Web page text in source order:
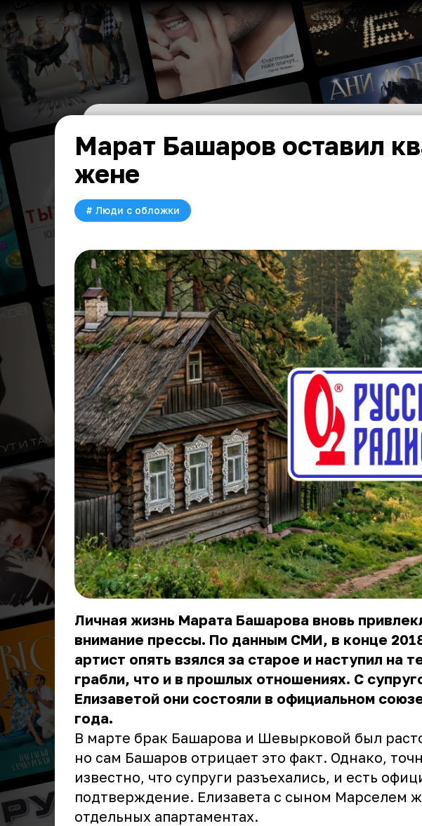
Марат Башаров оставил
жене
# Люди с обложки
Личная жизнь Марата Башарова вновь
внимание прессы. По данным СМИ, в конце
артист опять взялся за старое и наступил на
грабли, что и в прошлых отношениях. С
Елизаветой они состояли в официальном
года.
В марте брак Башарова и Шевырковой был
но сам Башаров отрицает это факт. Однако,
известно, что супруги разъехались, и есть
подтверждение. Елизавета с сыном Марселем
отдельных апартаментах.